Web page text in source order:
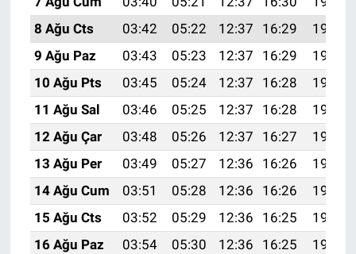
8 Ağu Cts
03:42 05:22 12:37 16:29
19:42
9 Ağu Paz
03:43 05:23 12:37 16:29
19:41
10 Ağu Pts
03:45 05:24 12:37 16:28
19:40
11 Ağu Sal
03:46 05:25 12:37 16:28
19:38
12 Ağu Çar
03:48 05:26 12:37 16:27
19:37
13 Ağu Per
03:49 05:27 12:36 16:26
19:36
14 Ağu Cum
03:51 05:28 12:36 16:26
19:34
15 Ağu Cts
03:52 05:29 12:36 16:25
19:33
16 Ağu Paz
03:54 05:30 12:36 16:25
19:32